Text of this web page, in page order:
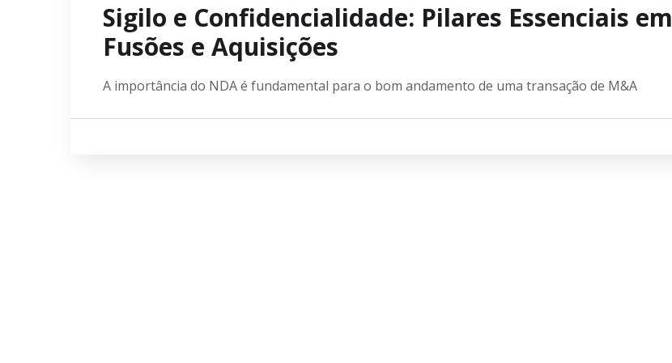
Sigilo e Confidencialidade: Pilares Essenciais em
Fusões e Aquisições
A importância do NDA é fundamental para o bom andamento de uma transação de M&A